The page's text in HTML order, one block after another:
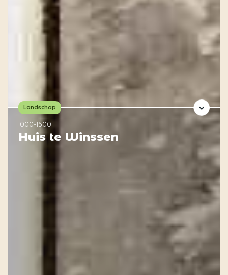
Landschap
1000-1500
Huis te Winssen